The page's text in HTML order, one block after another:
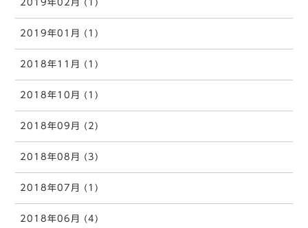
2019年02月 (1)
2019年01月 (1)
2018年11月 (1)
2018年10月 (1)
2018年09月 (2)
2018年08月 (3)
2018年07月 (1)
2018年06月 (4)